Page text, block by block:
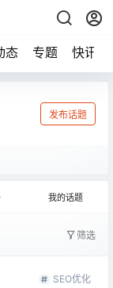
态 专题 快讯
发布话题
我的话题
筛选
SEO优化